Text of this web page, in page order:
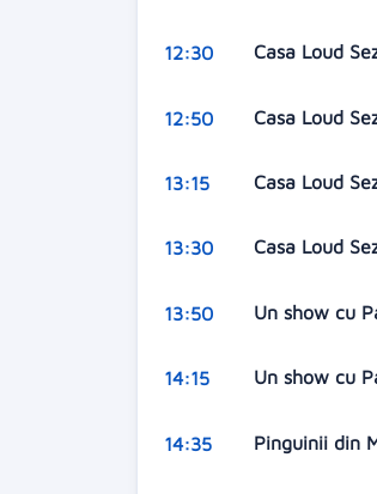
12:30 Casa Loud
12:50 Casa Loud
13:15 Casa Loud
13:30 Casa Loud
13:50 Un show cu
14:15 Un show cu
14:35 Pinguinii din